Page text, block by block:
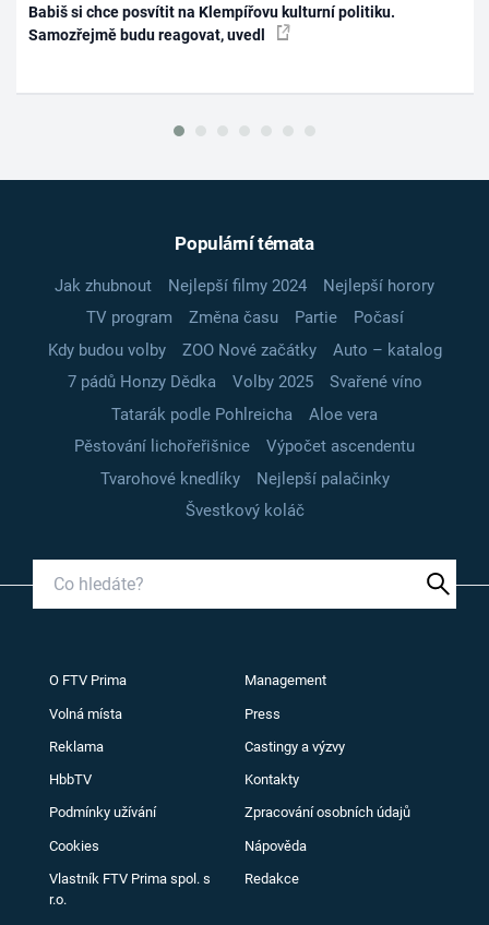
Babiš si chce posvítit na Klempířovu kulturní politiku.
Samozřejmě budu reagovat, uvedl
Populární témata
Jak zhubnout Nejlepší filmy 2024
Nejlepší horory
TV program
Změna času Partie
Počasí
Kdy budou volby
ZOO Nové začátky
Auto – katalog
7 pádů Honzy Dědka
Volby 2025
Svařené víno
Tatarák podle Pohlreicha
Aloe vera
Pěstování lichořeřišnice
Výpočet ascendentu
Tvarohové knedlíky
Nejlepší palačinky
Švestkový koláč
O FTV Prima Management
Volná místa Press
Reklama Castingy a výzvy
HbbTV Kontakty
Podmínky užívání Zpracování osobních údajů
Cookies Nápověda
Vlastník FTV Prima spol. s
r.o.
Redakce